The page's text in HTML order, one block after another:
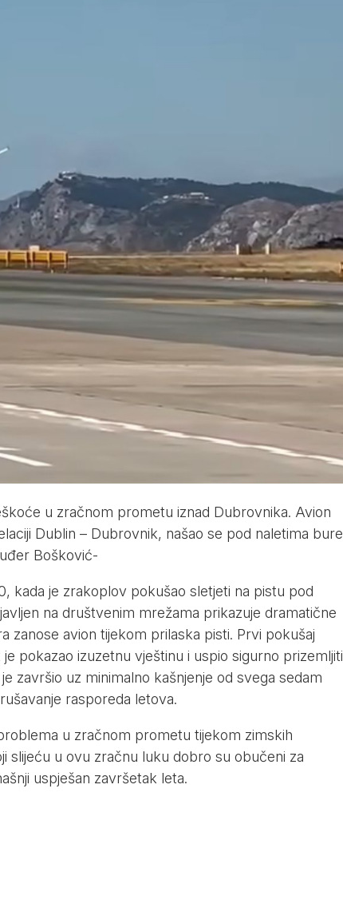
u zračnom prometu iznad Dubrovnika. Avion
Dublin – Dubrovnik, našao se pod naletima bure
Bošković-
kada je zrakoplov pokušao sletjeti na pistu pod
na društvenim mrežama prikazuje dramatične
zanose avion tijekom prilaska pisti. Prvi pokušaj
pokazao izuzetnu vještinu i uspio sigurno prizemljiti
završio uz minimalno kašnjenje od svega sedam
rasporeda letova.
u zračnom prometu tijekom zimskih
slijeću u ovu zračnu luku dobro su obučeni za
uspješan završetak leta.